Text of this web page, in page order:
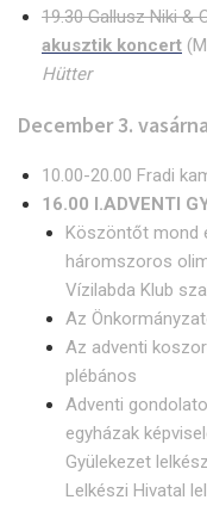
19.30 Gallusz Niki &
akusztik koncert
Hütter
December 3.
10.00-20.00 Fradi
16.00 I.ADVENTI
Köszöntőt mond
háromszoros
Vízilabda Klub
Az
Az adventi
plébános
Adventi
egyházak
Gyülekezet
Lelkészi Hivatal